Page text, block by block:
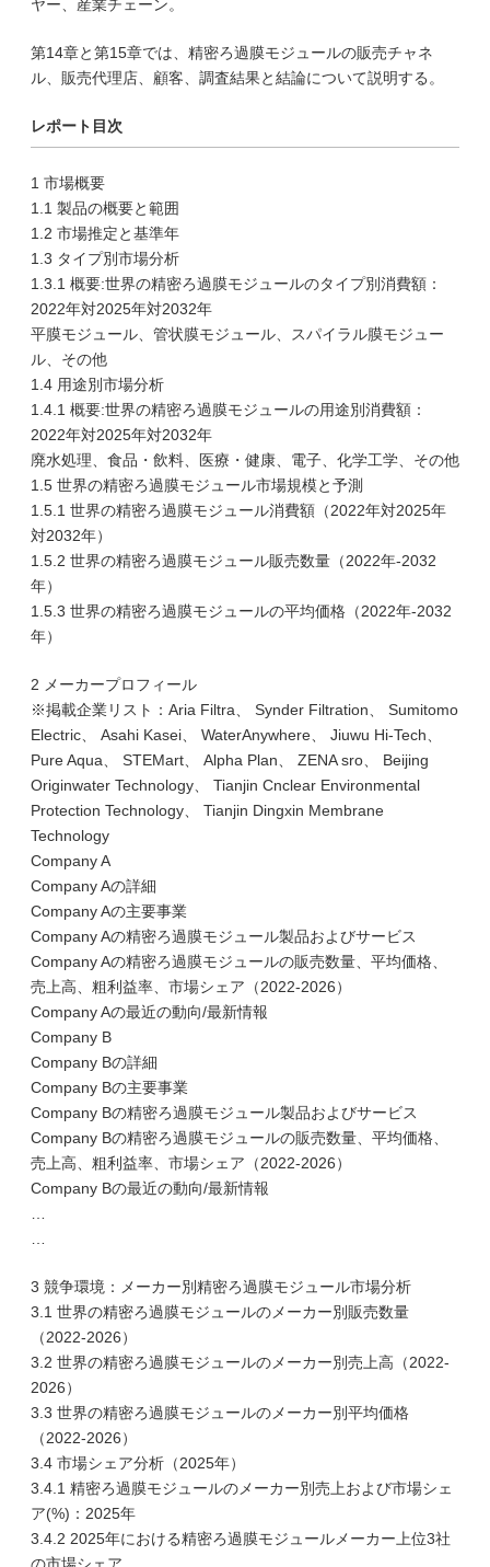
ヤー、産業チェーン。
第14章と第15章では、精密ろ過膜モジュールの販売チャネ
ル、販売代理店、顧客、調査結果と結論について説明する。
レポート目次
1 市場概要
1.1 製品の概要と範囲
1.2 市場推定と基準年
1.3 タイプ別市場分析
1.3.1 概要:世界の精密ろ過膜モジュールのタイプ別消費額：
2022年対2025年対2032年
平膜モジュール、管状膜モジュール、スパイラル膜モジュー
ル、その他
1.4 用途別市場分析
1.4.1 概要:世界の精密ろ過膜モジュールの用途別消費額：
2022年対2025年対2032年
廃水処理、食品・飲料、医療・健康、電子、化学工学、その他
1.5 世界の精密ろ過膜モジュール市場規模と予測
1.5.1 世界の精密ろ過膜モジュール消費額（2022年対2025年
対2032年）
1.5.2 世界の精密ろ過膜モジュール販売数量（2022年-2032
年）
1.5.3 世界の精密ろ過膜モジュールの平均価格（2022年-2032
年）
2 メーカープロフィール
※掲載企業リスト：Aria Filtra、 Synder Filtration、 Sumitomo
Electric、 Asahi Kasei、 WaterAnywhere、 Jiuwu Hi-Tech、
Pure Aqua、 STEMart、 Alpha Plan、 ZENA sro、 Beijing
Originwater Technology、 Tianjin Cnclear Environmental
Protection Technology、 Tianjin Dingxin Membrane
Technology
Company A
Company Aの詳細
Company Aの主要事業
Company Aの精密ろ過膜モジュール製品およびサービス
Company Aの精密ろ過膜モジュールの販売数量、平均価格、
売上高、粗利益率、市場シェア（2022-2026）
Company Aの最近の動向/最新情報
Company B
Company Bの詳細
Company Bの主要事業
Company Bの精密ろ過膜モジュール製品およびサービス
Company Bの精密ろ過膜モジュールの販売数量、平均価格、
売上高、粗利益率、市場シェア（2022-2026）
Company Bの最近の動向/最新情報
3 競争環境：メーカー別精密ろ過膜モジュール市場分析
3.1 世界の精密ろ過膜モジュールのメーカー別販売数量
（2022-2026）
3.2 世界の精密ろ過膜モジュールのメーカー別売上高（2022-
2026）
3.3 世界の精密ろ過膜モジュールのメーカー別平均価格
（2022-2026）
3.4 市場シェア分析（2025年）
3.4.1 精密ろ過膜モジュールのメーカー別売上および市場シェ
ア(%)：2025年
3.4.2 2025年における精密ろ過膜モジュールメーカー上位3社